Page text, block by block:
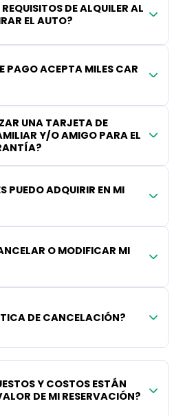
DE ALQUILER AL
EL AUTO?
PAGO ACEPTA MILES CAR
UNA TARJETA DE
Y/O AMIGO PARA EL
PUEDO ADQUIRIR EN MI
O MODIFICAR MI
DE CANCELACIÓN?
Y COSTOS ESTÁN
DE MI RESERVACIÓN?